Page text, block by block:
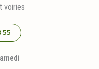
voiries
55